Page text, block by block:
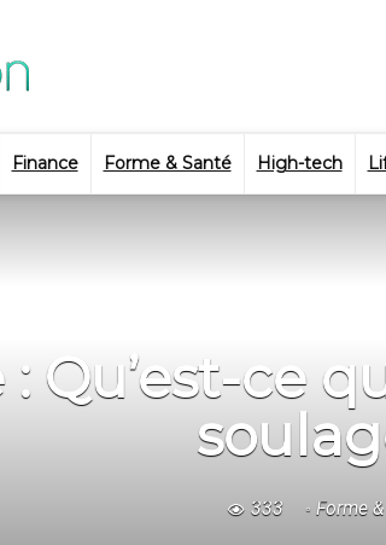
Finance Forme & Santé High-tech
Qu’est-ce
333 Forme